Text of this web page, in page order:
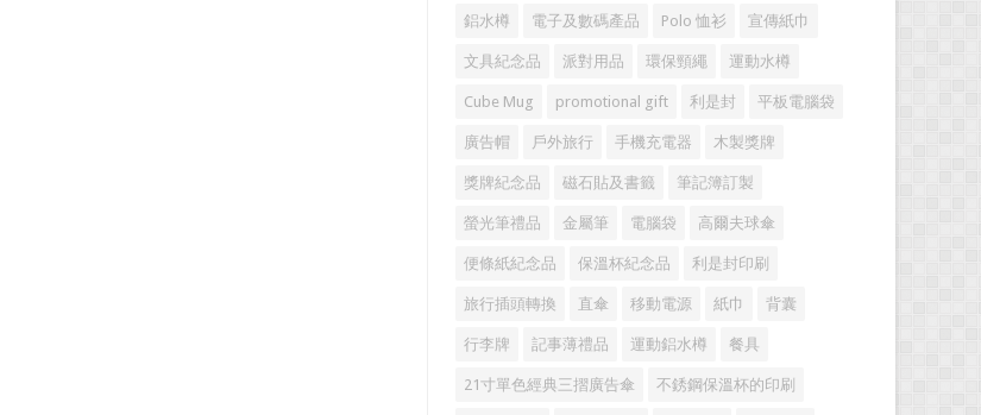
鋁水樽 電子及數碼產品 Polo 恤衫 宣傳紙巾
文具紀念品 派對用品 環保頸繩 運動水樽
Cube Mug promotional gift 利是封 平板電腦袋
廣告帽 戶外旅行 手機充電器 木製獎牌
獎牌紀念品 磁石貼及書籤 筆記簿訂製
螢光筆禮品 金屬筆 電腦袋 高爾夫球傘
便條紙紀念品 保溫杯紀念品 利是封印刷
旅行插頭轉換 直傘 移動電源 紙巾 背囊
行李牌 記事薄禮品 運動鋁水樽 餐具
21寸單色經典三摺廣告傘 不銹鋼保溫杯的印刷